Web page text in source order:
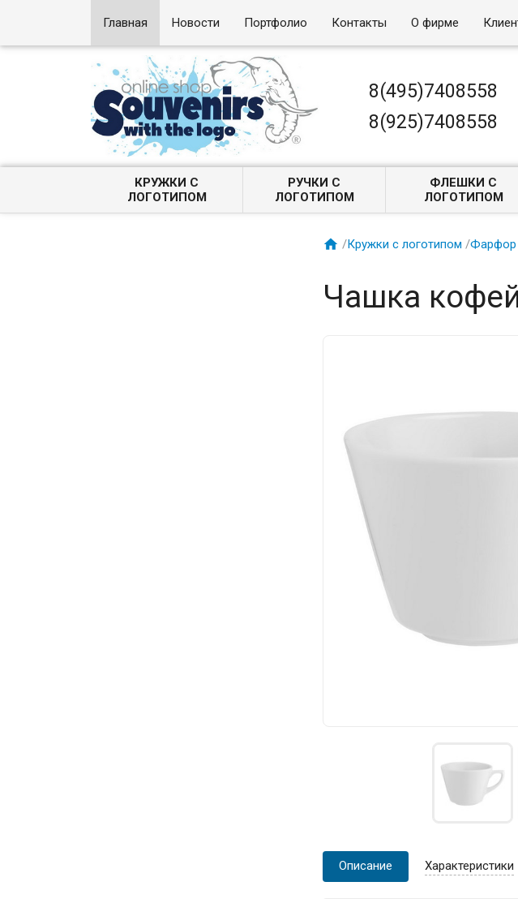
Главная Новости Портфолио Контакты О фирме
8(495)7408558
8(925)7408558
КРУЖКИ С
ЛОГОТИПОМ
РУЧКИ С
ЛОГОТИПОМ
ФЛЕШКИ С
ЛОГОТИПОМ
 /Кружки с логотипом /Фарфор
Чашка
Описание Характеристики